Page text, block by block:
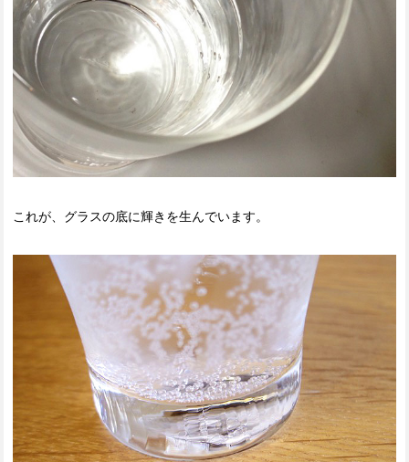
これが、グラスの底に輝きを生んでいます。